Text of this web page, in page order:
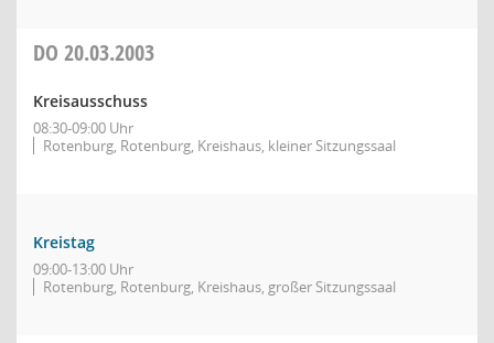
DO 20.03.2003
Kreisausschuss
08:30-09:00 Uhr
Rotenburg, Rotenburg, Kreishaus, kleiner Sitzungssaal
Kreistag
09:00-13:00 Uhr
Rotenburg, Rotenburg, Kreishaus, großer Sitzungssaal